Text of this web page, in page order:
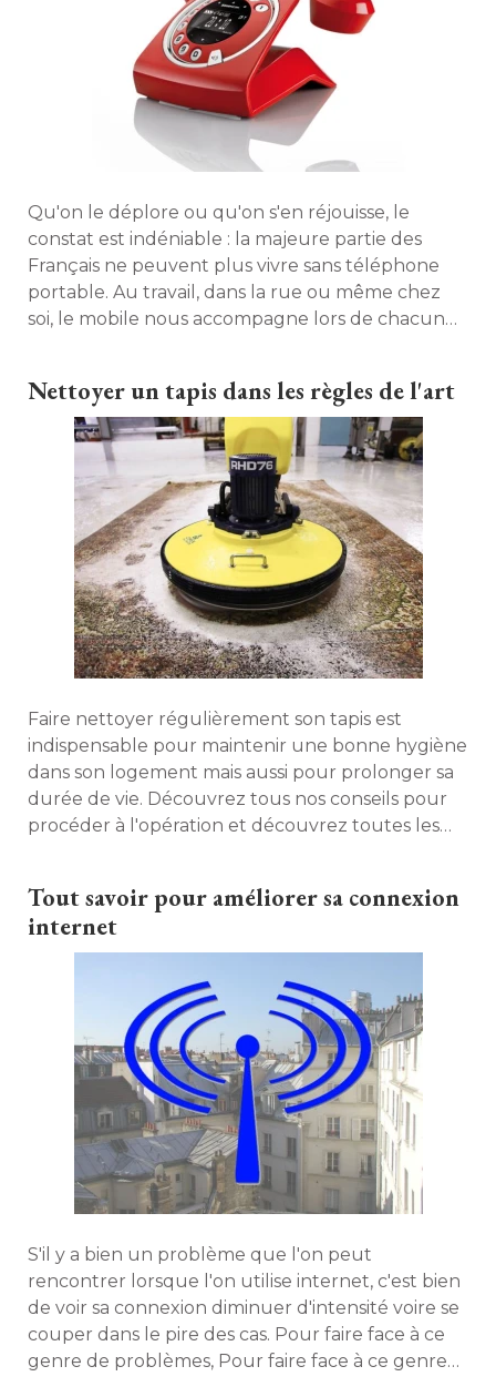
Qu'on le déplore ou qu'on s'en réjouisse, le
constat est indéniable : la majeure partie des
Français ne peuvent plus vivre sans téléphone
portable. Au travail, dans la rue ou même chez
soi, le mobile nous accompagne lors de chacun
fixe chez soi. Quelles sont ses raisons d'exister ?
Décryptage.
Nettoyer un tapis dans les règles de l'art
Faire nettoyer régulièrement son tapis est
indispensable pour maintenir une bonne hygiène
dans son logement mais aussi pour prolonger sa
durée de vie. Découvrez tous nos conseils pour
procéder à l'opération et découvrez toutes les
Tout savoir pour améliorer sa connexion
internet
S'il y a bien un problème que l'on peut
rencontrer lorsque l'on utilise internet, c'est bien
de voir sa connexion diminuer d'intensité voire se
couper dans le pire des cas. Pour faire face à ce
genre de problèmes, Pour faire face à ce genre